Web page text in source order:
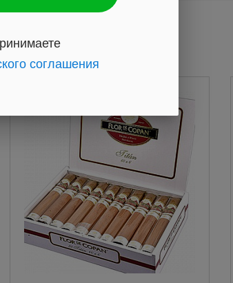
соглашения